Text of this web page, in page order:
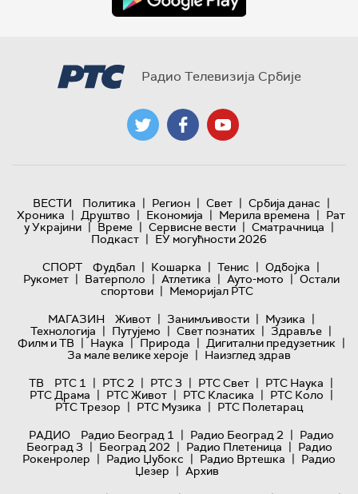
Радио Телевизија Србије
ВЕСТИ Политика | Регион | Свет | Србија данас |
Хроника | Друштво | Економија | Мерила времена | Рат
у Украјини | Време | Сервисне вести | Сматрачница |
Подкаст | ЕУ могућности 2026
СПОРТ
Фудбал | Кошарка | Тенис | Одбојка |
Рукомет | Ватерполо | Атлетика | Ауто-мото | Остали
спортови | Меморијал РТС
МАГАЗИН
Живот | Занимљивости | Музика |
Технологијa | Путујемо | Свет познатих | Здравље |
Филм и ТВ | Наука | Природа | Дигитални предузетник |
За мале велике хероје | Наизглед здрав
ТВ
РТС 1 | РТС 2 | РТС 3 | РТС Свет | РТС Наука |
РТС Драма | РТС Живот | РТС Класика | РТС Коло |
РТС Трезор | РТС Музика | РТС Полетарац
РАДИО
Радио Београд 1 | Радио Београд 2 | Радио
Београд 3 | Београд 202 | Радио Плетеница | Радио
Рокенролер | Радио Џубокс | Радио Вртешка | Радио
Џезер | Архив